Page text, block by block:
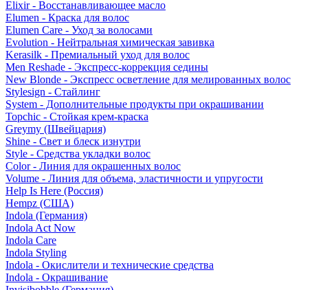
Elixir - Восстанавливающее масло
Elumen - Краска для волос
Elumen Care - Уход за волосами
Evolution - Нейтральная химическая завивка
Kerasilk - Премиальный уход для волос
Men Reshade - Экспресс-коррекция седины
New Blonde - Экспресс осветление для мелированных волос
Stylesign - Стайлинг
System - Дополнительные продукты при окрашивании
Topchic - Стойкая крем-краска
Greymy (Швейцария)
Shine - Свет и блеск изнутри
Style - Средства укладки волос
Color - Линия для окрашенных волос
Volume - Линия для объема, эластичности и упругости
Help Is Here (Россия)
Hempz (США)
Indola (Германия)
Indola Act Now
Indola Care
Indola Styling
Indola - Окислители и технические средства
Indola - Окрашивание